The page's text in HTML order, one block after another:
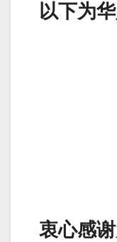
以下为
衷心感